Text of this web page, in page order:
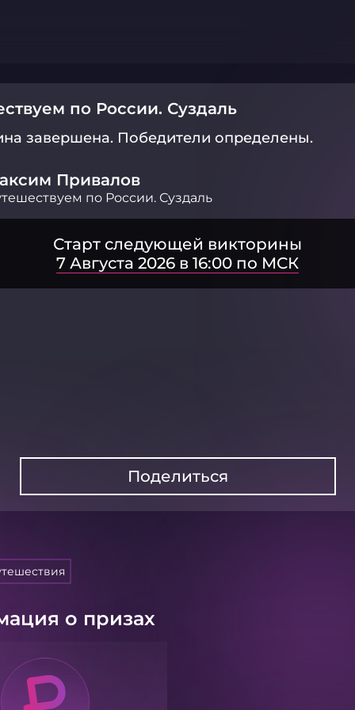
по России. Суздаль
завершена. Победители определены.
Привалов
по России. Суздаль
Старт следующей викторины
7 Августа 2026 в 16:00 по МСК
Поделиться
о призах